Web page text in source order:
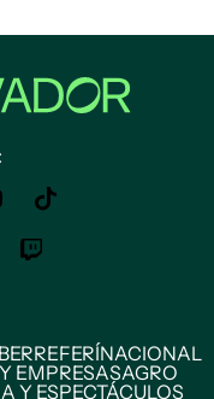
REFERÍNACIONAL
EMPRESASAGRO
Y ESPECTÁCULOS